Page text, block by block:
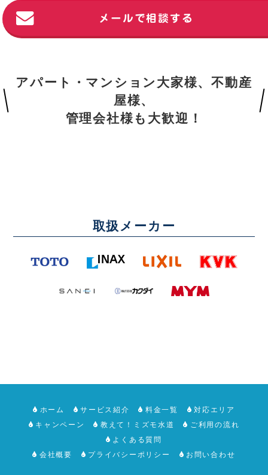
メールで相談する
アパート・マンション大家様、不動産
屋様、
管理会社様も大歓迎！
取扱メーカー
ホーム サービス紹介 料金一覧
対応エリア
キャンペーン
教えて！ミズモ水道
ご利用の流れ
よくある質問
会社概要
プライバシーポリシー お問い合わせ